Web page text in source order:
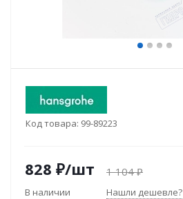
Код товара: 99-89223
828 ₽/шт 1 104₽
В наличии Нашли дешевле?